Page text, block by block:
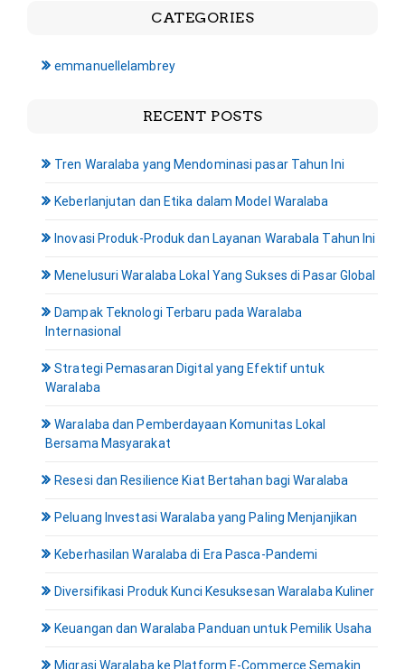
CATEGORIES
emmanuellelambrey
RECENT POSTS
Tren Waralaba yang Mendominasi pasar Tahun Ini
Keberlanjutan dan Etika dalam Model Waralaba
Inovasi Produk-Produk dan Layanan Warabala Tahun Ini
Menelusuri Waralaba Lokal Yang Sukses di Pasar Global
Dampak Teknologi Terbaru pada Waralaba
Internasional
Strategi Pemasaran Digital yang Efektif untuk
Waralaba
Waralaba dan Pemberdayaan Komunitas Lokal
Bersama Masyarakat
Resesi dan Resilience Kiat Bertahan bagi Waralaba
Peluang Investasi Waralaba yang Paling Menjanjikan
Keberhasilan Waralaba di Era Pasca-Pandemi
Diversifikasi Produk Kunci Kesuksesan Waralaba Kuliner
Keuangan dan Waralaba Panduan untuk Pemilik Usaha
Migrasi Waralaba ke Platform E-Commerce Semakin